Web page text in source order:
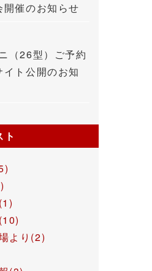
開催のお知らせ
（26型）ご予約
ト公開のお知
ト
より(2)